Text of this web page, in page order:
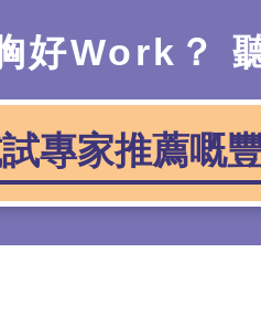
好Work？
專家推薦嘅